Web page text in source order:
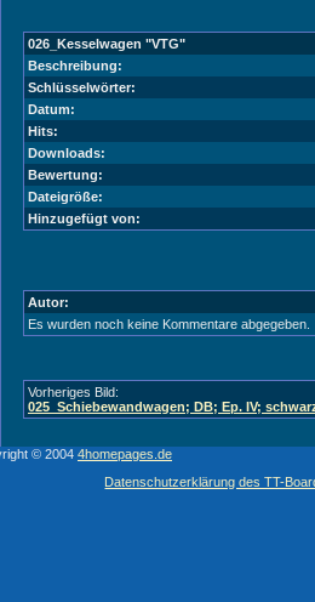
026_Kesselwagen "VTG"
Beschreibung:
Schlüsselwörter:
Datum:
Hits:
Downloads:
Bewertung:
Dateigröße:
Hinzugefügt von:
Autor:
Es wurden noch keine Kommentare abgegeben.
Vorheriges Bild:
025_Schiebewandwagen; DB; Ep. IV;
© 2004 4homepages.de
Datenschutzerklärung des TT-